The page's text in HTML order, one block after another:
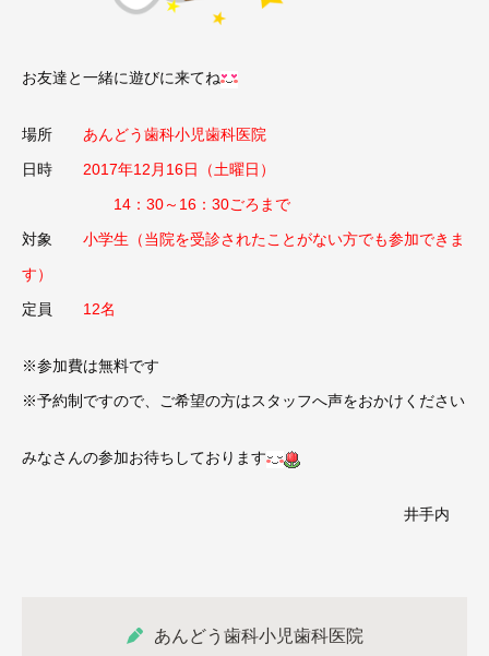
お友達と一緒に遊びに来てね
場所 あんどう歯科小児歯科医院
日時 2017年12月16日（土曜日）
14：30～16：30ごろまで
対象 小学生（当院を受診されたことがない方でも参加できま
す）
定員 12名
※参加費は無料です
※予約制ですので、ご希望の方はスタッフへ声をおかけください
みなさんの参加お待ちしております
井手内
あんどう歯科小児歯科医院